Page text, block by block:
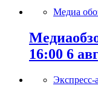
Медиа
16:00 6
Экспресс-